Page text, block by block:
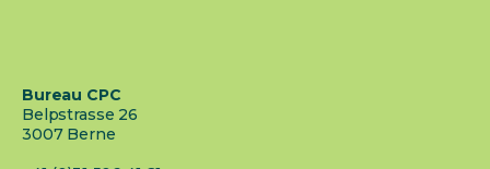
Bureau CPC
Belpstrasse 26
3007 Berne